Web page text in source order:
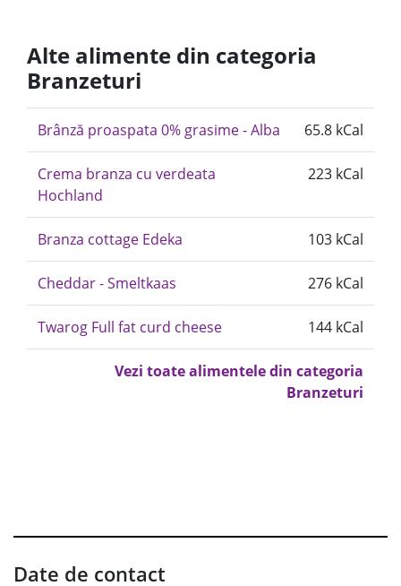
Alte alimente din categoria
Branzeturi
Brânză proaspata 0% grasime - Alba 65.8 kCal
Crema branza cu verdeata
Hochland
223 kCal
Branza cottage Edeka 103 kCal
Cheddar - Smeltkaas 276 kCal
Twarog Full fat curd cheese 144 kCal
Vezi toate alimentele din categoria
Branzeturi
Date de contact